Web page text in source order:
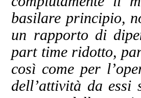
basilare principio,
un rapporto di
part time ridotto,
così come per
dell’attività da essi